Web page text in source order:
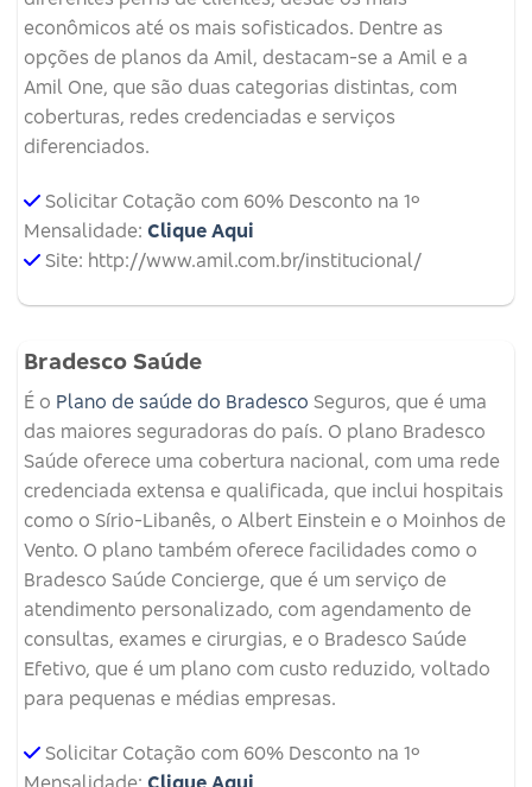
econômicos até os mais sofisticados. Dentre as
opções de planos da Amil, destacam-se a Amil e a
Amil One, que são duas categorias distintas, com
coberturas, redes credenciadas e serviços
diferenciados.
Solicitar Cotação com 60% Desconto na 1º
Mensalidade: Clique Aqui
Site: http://www.amil.com.br/institucional/
Bradesco Saúde
É o Plano de saúde do Bradesco Seguros, que é uma
das maiores seguradoras do país. O plano Bradesco
Saúde oferece uma cobertura nacional, com uma rede
credenciada extensa e qualificada, que inclui hospitais
como o Sírio-Libanês, o Albert Einstein e o Moinhos de
Vento. O plano também oferece facilidades como o
Bradesco Saúde Concierge, que é um serviço de
atendimento personalizado, com agendamento de
consultas, exames e cirurgias, e o Bradesco Saúde
Efetivo, que é um plano com custo reduzido, voltado
para pequenas e médias empresas.
Solicitar Cotação com 60% Desconto na 1º
Mensalidade: Clique Aqui